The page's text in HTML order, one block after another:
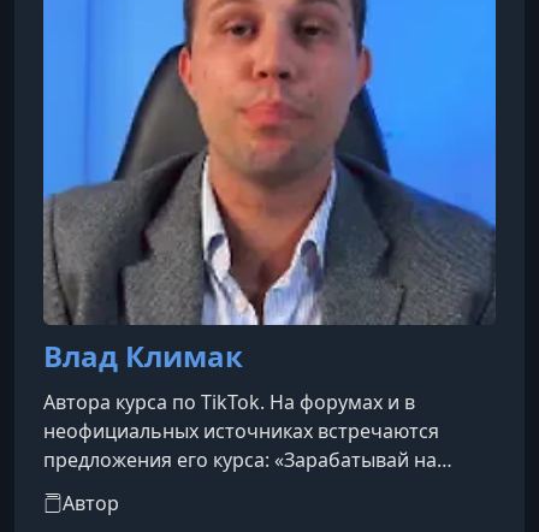
Влад Климак
Автора курса по TikTok. На форумах и в
неофициальных источниках встречаются
предложения его курса: «Зарабатывай на
TikTok без съёмок лица и подписчиков.
Простой инфоцыган.
Автор